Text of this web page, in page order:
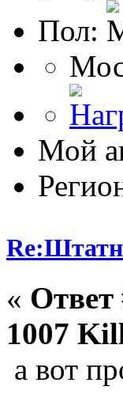
Пол:
Мой
« Ответ
1007
а вот